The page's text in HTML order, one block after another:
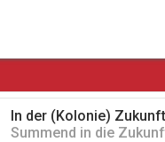
Summend in die